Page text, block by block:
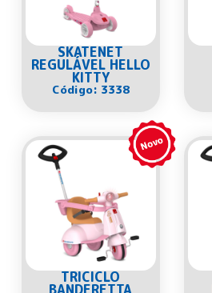
SKATENET
REGULÁVEL HELLO
KITTY
Código: 3338
TRICICLO